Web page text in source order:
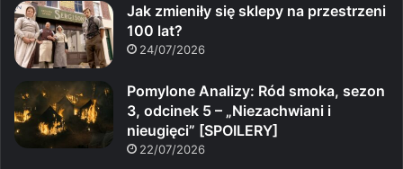
Jak zmieniły się sklepy na przestrzeni
100 lat?
24/07/2026
Pomylone Analizy: Ród smoka, sezon
3, odcinek 5 – „Niezachwiani i
nieugięci” [SPOILERY]
22/07/2026